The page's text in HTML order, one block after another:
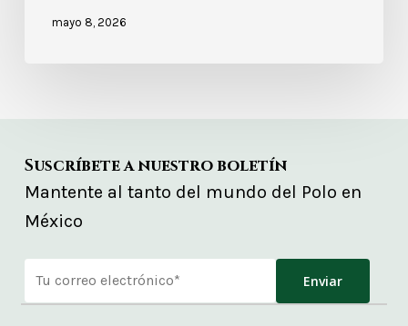
mayo 8, 2026
Suscríbete a nuestro boletín
Mantente al tanto del mundo del Polo en
México